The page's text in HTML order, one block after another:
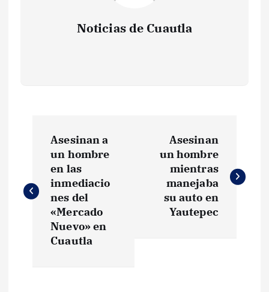
Noticias de Cuautla
v
Asesinan a
un hombre
en las
inmediacio
nes del
«Mercado
Nuevo» en
Cuautla
Asesinan
un hombre
mientras
manejaba
su auto en
Yautepec